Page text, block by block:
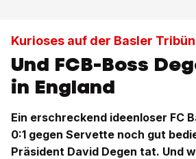
Kurioses auf der Basler
Und FCB-Boss
in England
Ein erschreckend ideenloser FC
0:1 gegen Servette noch gut
Präsident David Degen tat. Und